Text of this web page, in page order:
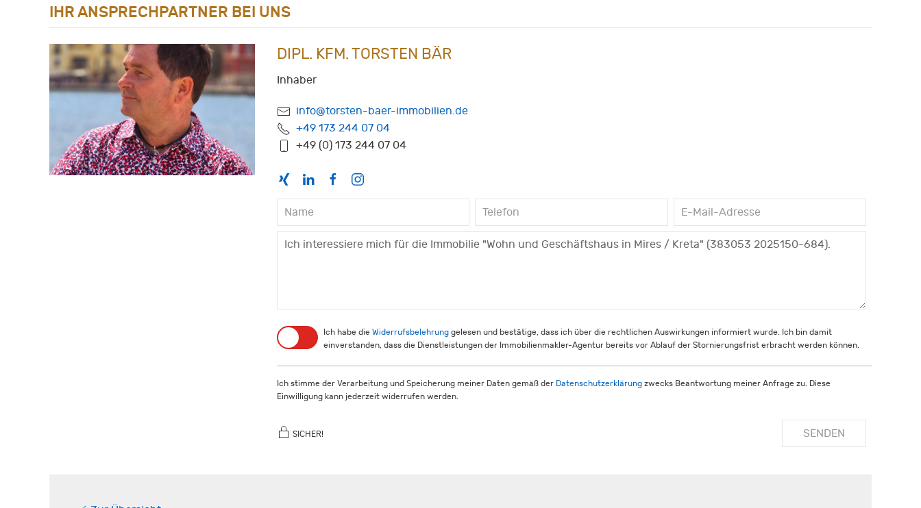
IHR ANSPRECHPARTNER BEI UNS
DIPL. KFM. TORSTEN BÄR
Inhaber
info@torsten-baer-immobilien.de
+49 173 244 07 04
+49 (0) 173 244 07 04
Ich habe die Widerrufsbelehrung gelesen und bestätige, dass ich über die rechtlichen Auswirkungen informiert wurde. Ich bin damit
einverstanden, dass die Dienstleistungen der Immobilienmakler-Agentur bereits vor Ablauf der Stornierungsfrist erbracht werden können.
Ich stimme der Verarbeitung und Speicherung meiner Daten gemäß der Datenschutzerklärung zwecks Beantwortung meiner Anfrage zu. Diese
Einwilligung kann jederzeit widerrufen werden.
SICHER! SENDEN